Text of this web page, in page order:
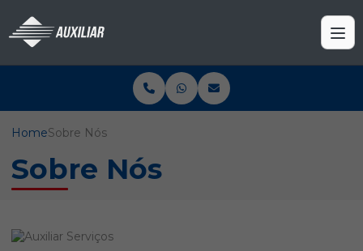
HomeSobre Nós
Sobre Nós